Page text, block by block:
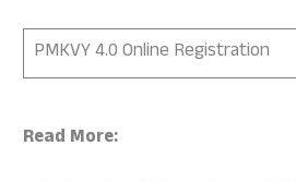
PMKVY 4.0 Online Registration
Read More: